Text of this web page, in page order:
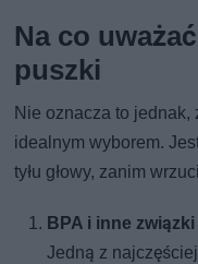
Na co
puszki
Nie oznacza to jednak,
idealnym wyborem.
tyłu głowy, zanim
BPA i inne
Jedną z